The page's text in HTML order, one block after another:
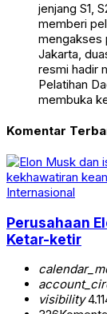
jenjang S1,
memberi
mengakses
Jakarta,
resmi hadir
Pelatihan
membuka
Komentar
Internasional
Perusahaan
Ketar-ketir
visibility